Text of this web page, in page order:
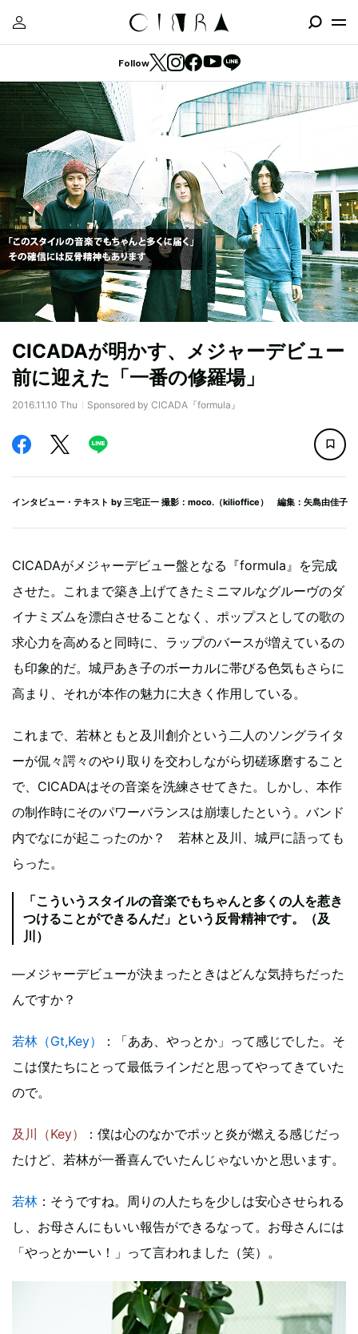
Follow
CICADAが明かす、メジャーデビュー
前に迎えた「一番の修羅場」
2016.11.10 Thu Sponsored by CICADA『formula』
インタビュー・テキスト by 三宅正一 撮影：moco.（kilioffice） 編集：矢島由佳子
CICADAがメジャーデビュー盤となる『formula』を完成
させた。これまで築き上げてきたミニマルなグルーヴのダ
イナミズムを漂白させることなく、ポップスとしての歌の
求心力を高めると同時に、ラップのバースが増えているの
も印象的だ。城戸あき子のボーカルに帯びる色気もさらに
高まり、それが本作の魅力に大きく作用している。
これまで、若林ともと及川創介という二人のソングライタ
ーが侃々諤々のやり取りを交わしながら切磋琢磨すること
で、CICADAはその音楽を洗練させてきた。しかし、本作
の制作時にそのパワーバランスは崩壊したという。バンド
内でなにが起こったのか？ 若林と及川、城戸に語っても
らった。
「こういうスタイルの音楽でもちゃんと多くの人を惹き
つけることができるんだ」という反骨精神です。（及
川）
―メジャーデビューが決まったときはどんな気持ちだった
んですか？
若林（Gt,Key）
：「ああ、やっとか」って感じでした。そ
こは僕たちにとって最低ラインだと思ってやってきていた
ので。
及川（Key）
：僕は心のなかでポッと炎が燃える感じだっ
たけど、若林が一番喜んでいたんじゃないかと思います。
若林 ：そうですね。周りの人たちを少しは安心させられる
し、お母さんにもいい報告ができるなって。お母さんには
「やっとかーい！」って言われました（笑）。